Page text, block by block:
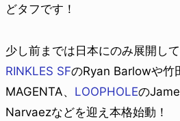
どタフです！
少し前までは日本にのみ展開し
RINKLES SFのRyan Barlowや竹
MAGENTA、 LOOPHOLEの
Narvaezなどを迎え本格始動！